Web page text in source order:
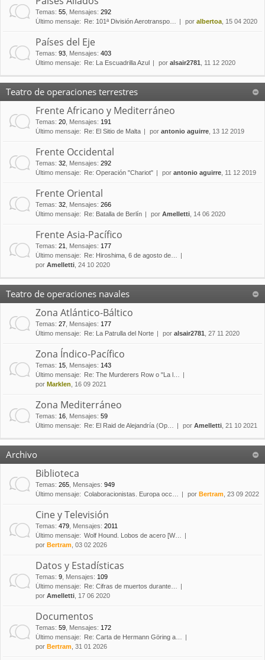
Temas: 55 Mensajes: 292
Último mensaje:
Re: 101ª División Aerotranspo… por albertoa , 15 04 2020
Países del Eje
Temas: 93 Mensajes: 403
Último mensaje:
Re: La Escuadrilla Azul por alsair2781 , 11 12 2020
Teatro de operaciones terrestres
Frente Africano y Mediterráneo
Temas: 20 Mensajes: 191
Último mensaje:
Re: El Sitio de Malta por antonio aguirre , 13 12 2019
Frente Occidental
Temas: 32 Mensajes: 292
Último mensaje:
Re: Operación "Chariot" por antonio aguirre , 11 12 2019
Frente Oriental
Temas: 32 Mensajes: 266
Último mensaje:
Re: Batalla de Berlín por Amelletti , 14 06 2020
Frente Asia-Pacífico
Temas: 21 Mensajes: 177
Último mensaje:
Re: Hiroshima, 6 de agosto de…
por Amelletti , 24 10 2020
Teatro de operaciones navales
Zona Atlántico-Báltico
Temas: 27 Mensajes: 177
Último mensaje:
Re: La Patrulla del Norte por alsair2781 , 27 11 2020
Zona Índico-Pacífico
Temas: 15 Mensajes: 143
Último mensaje:
Re: The Murderers Row o "La l…
por Marklen , 16 09 2021
Zona Mediterráneo
Temas: 16 Mensajes: 59
Último mensaje:
Re: El Raid de Alejandría (Op… por Amelletti , 21 10 2021
Archivo
Biblioteca
Temas: 265 Mensajes: 949
Último mensaje: Colaboracionistas. Europa occ… por Bertram , 23 09 2022
Cine y Televisión
Temas: 479 Mensajes: 2011
Último mensaje: Wolf Hound. Lobos de acero [W…
por Bertram , 03 02 2026
Datos y Estadísticas
Temas: 9 Mensajes: 109
Último mensaje:
Re: Cifras de muertos durante…
por Amelletti , 17 06 2020
Documentos
Temas: 59 Mensajes: 172
Último mensaje:
Re: Carta de Hermann Göring a…
por Bertram , 31 01 2026